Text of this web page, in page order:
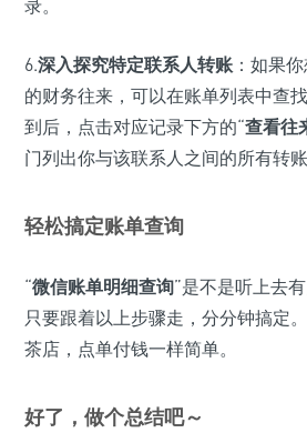
录。
6.深入探究特定联系人转账 ：如果
的财务往来，可以在账单列表中查
到后，点击对应记录下方的“查看往
门列出你与该联系人之间的所有转账
轻松搞定账单查询
“微信账单明细查询”是不是听上去
只要跟着以上步骤走，分分钟搞定
茶店，点单付钱一样简单。
好了，做个总结吧～